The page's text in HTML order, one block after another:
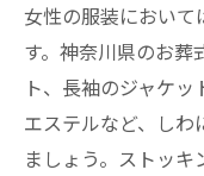
女性の服装におい
す。神奈川県のお葬
ト、長袖のジャケ
エステルなど、し
ましょう。ストッ